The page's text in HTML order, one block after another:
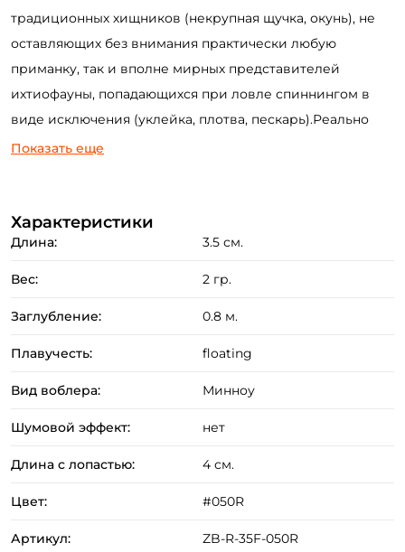
традиционных хищников (некрупная щучка, окунь), не
оставляющих без внимания практически любую
приманку, так и вполне мирных представителей
ихтиофауны, попадающихся при ловле спиннингом в
виде исключения (уклейка, плотва, пескарь).Реально
отличаясь по конфигурации от традиционных «minnow»
твичинге, так и при равномерной проводке, отличаясь
неповторимой «фирменной игрой».
Показать еще
Характеристики
Длина: 3.5 см.
Вес: 2 гр.
Заглубление: 0.8 м.
Плавучесть: floating
Вид воблера: Минноу
Шумовой эффект: нет
Длина с лопастью: 4 см.
Цвет: #050R
Артикул: ZB-R-35F-050R
Создать аккаунт
Email: *